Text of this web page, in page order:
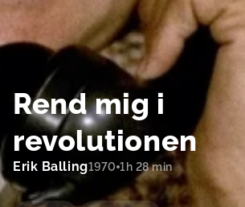
Rend mig i
revolutionen
Erik Balling1970 1h 28 min